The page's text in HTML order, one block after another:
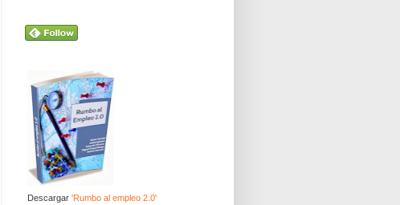
Descargar 'Rumbo al empleo 2.0'